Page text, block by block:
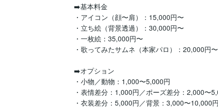
➡️基本料金
・アイコン（顔〜肩）：15,000円〜
・立ち絵（背景透過）：30,000円〜
・一枚絵：35,000円〜
・歌ってみたサムネ（本家パロ）：20,000円〜
➡️オプション
・小物／動物：1,000〜5,000円
・表情差分：1,000円／ポーズ差分：2,000〜
・衣装差分：5,000円／背景：3,000〜10,000円